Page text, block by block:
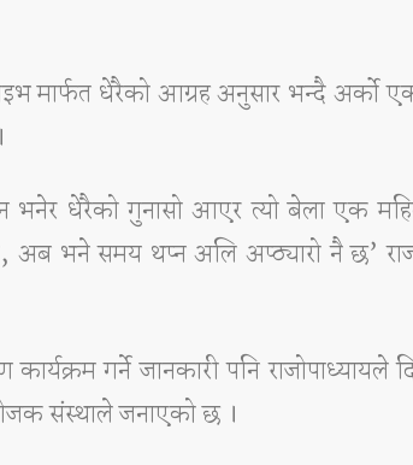
मार्फत धेरैको आग्रह अनुसार भन्दै अर्को
भनेर धेरैको गुनासो आएर त्यो बेला एक
भने समय थप्न अलि अप्ठ्यारो नै छ’
गर्ने जानकारी पनि राजोपाध्यायले
संस्थाले जनाएको छ ।